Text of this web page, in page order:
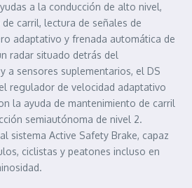
a la conducción de alto nivel,
carril, lectura de señales de
adaptativo y frenada automática de
radar situado detrás del
a sensores suplementarios, el DS
el regulador de velocidad adaptativo
la ayuda de mantenimiento de carril
semiautónoma de nivel 2.
sistema Active Safety Brake, capaz
ciclistas y peatones incluso en